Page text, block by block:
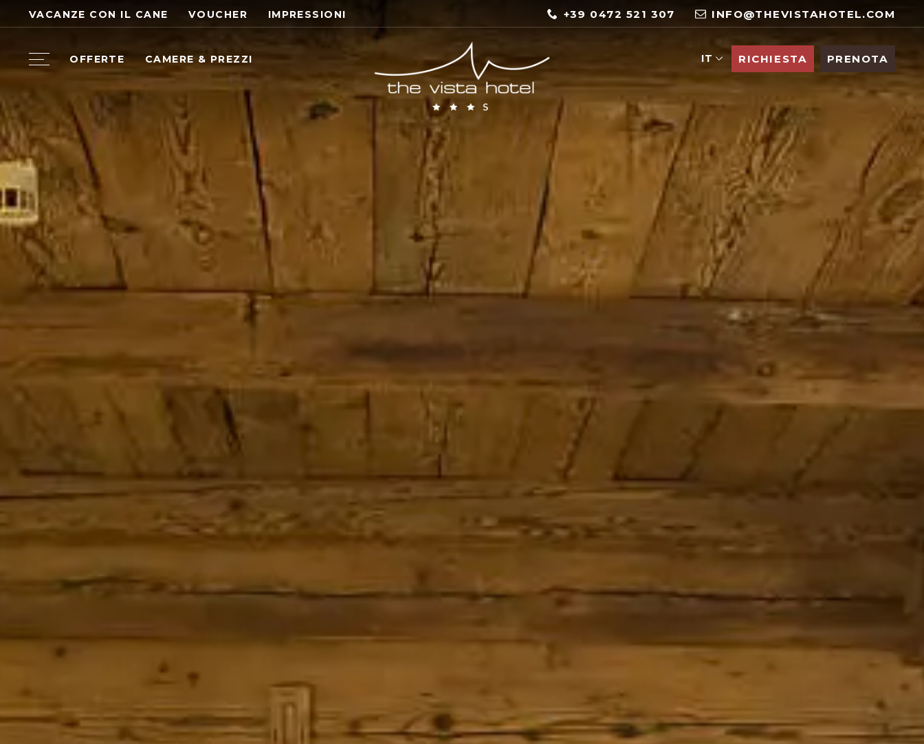
VACANZE CON IL CANE VOUCHER IMPRESSIONI +39 0472 521 307 INFO@THEVISTAHOTEL.COM
OFFERTE CAMERE & PREZZI IT RICHIESTA PRENOTA